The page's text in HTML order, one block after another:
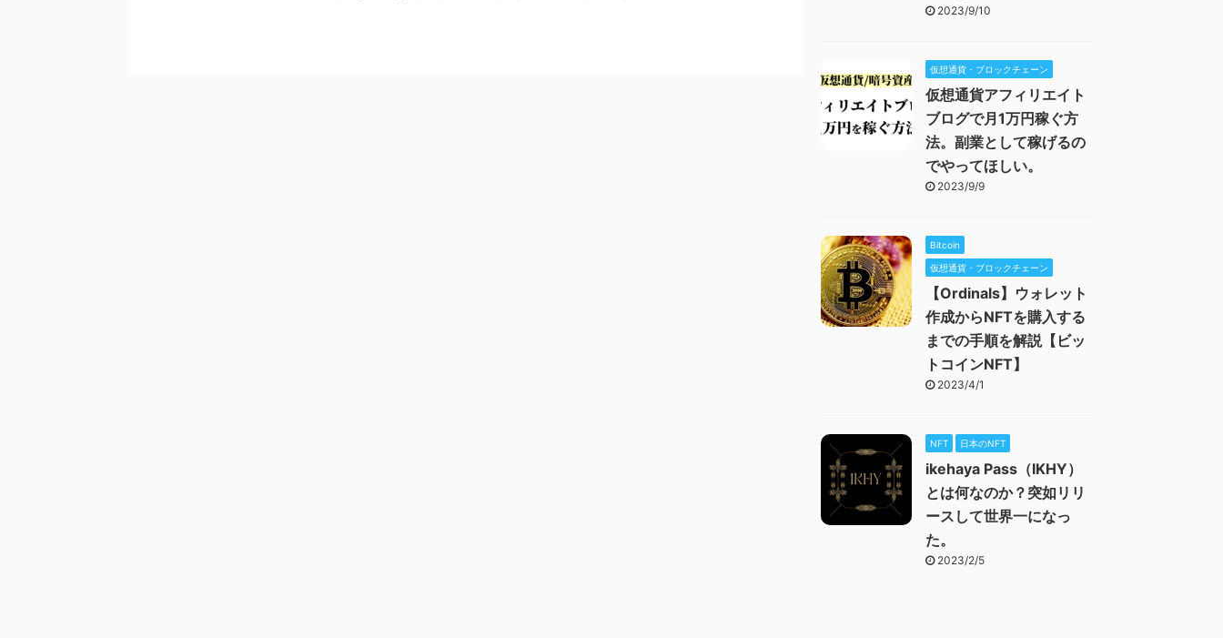
2023/9/10
仮想通貨・ブロックチェーン
仮想通貨アフィリエイト
ブログで月1万円稼ぐ方
法。副業として稼げるの
でやってほしい。
2023/9/9
Bitcoin
仮想通貨・ブロックチェーン
【Ordinals】ウォレット
作成からNFTを購入する
までの手順を解説【ビッ
トコインNFT】
2023/4/1
NFT 日本のNFT
ikehaya Pass（IKHY）
とは何なのか？突如リリ
ースして世界一になっ
た。
2023/2/5